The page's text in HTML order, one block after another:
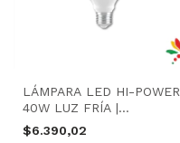
LÁMPARA LED HI-POWER
40W LUZ FRÍA |
MACROLED
$6.390,02